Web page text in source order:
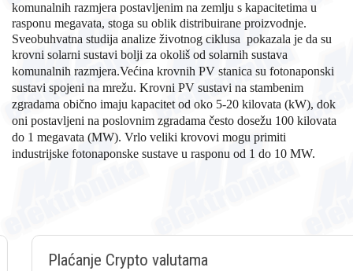
komunalnih razmjera postavljenim na zemlju s kapacitetima u
rasponu megavata, stoga su oblik distribuirane proizvodnje.
Sveobuhvatna studija analize životnog ciklusa pokazala je da su
krovni solarni sustavi bolji za okoliš od solarnih sustava
komunalnih razmjera.Većina krovnih PV stanica su fotonaponski
sustavi spojeni na mrežu. Krovni PV sustavi na stambenim
zgradama obično imaju kapacitet od oko 5-20 kilovata (kW), dok
oni postavljeni na poslovnim zgradama često dosežu 100 kilovata
do 1 megavata (MW). Vrlo veliki krovovi mogu primiti
industrijske fotonaponske sustave u rasponu od 1 do 10 MW.
Plaćanje Crypto valutama